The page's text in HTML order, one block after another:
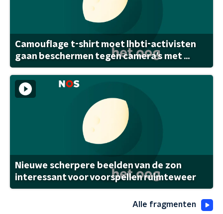
Camouflage t-shirt moet lhbti-activisten
gaan beschermen tegen camera's met ...
Nieuwe scherpere beelden van de zon
interessant voor voorspellen ruimteweer
Alle fragmenten